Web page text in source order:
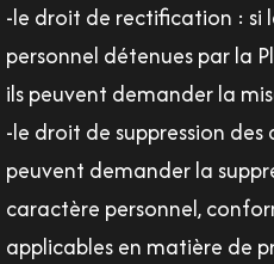
-le droit de rectification : si
personnel détenues par la
ils peuvent demander la
-le droit de suppression
peuvent demander la
caractère personnel,
applicables en matière de